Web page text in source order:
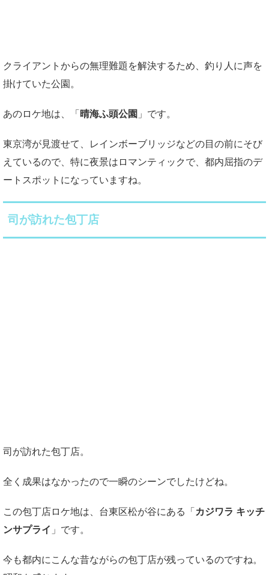
クライアントからの無理難題を解決するため、釣り人に声を
掛けていた公園。
あのロケ地は、「 晴海ふ頭公園 」です。
東京湾が見渡せて、レインボーブリッジなどの目の前にそび
えているので、特に夜景はロマンティックで、都内屈指のデ
ートスポットになっていますね。
司が訪れた包丁店
司が訪れた包丁店。
全く成果はなかったので一瞬のシーンでしたけどね。
この包丁店ロケ地は、台東区松が谷にある「 カジワラ キッチ
ンサプライ 」です。
今も都内にこんな昔ながらの包丁店が残っているのですね。